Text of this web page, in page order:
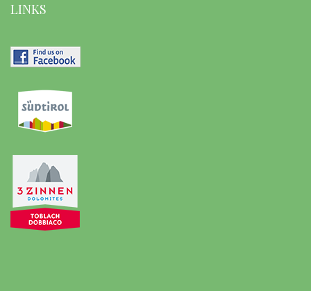
LINKS